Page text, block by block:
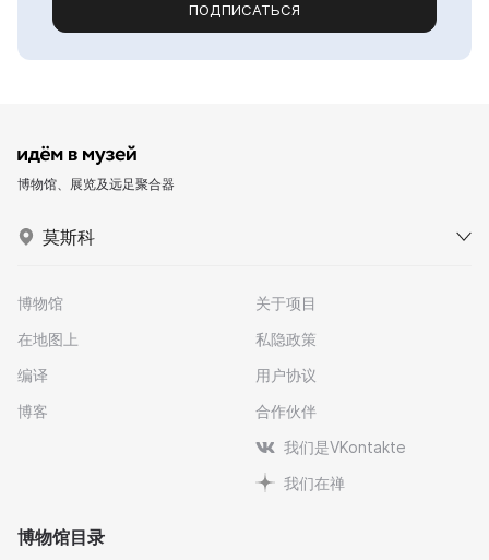
ПОДПИСАТЬСЯ
博物馆、展览及远足聚合器
莫斯科
博物馆
在地图上
编译
博客
关于项目
私隐政策
用户协议
合作伙伴
我们是VKontakte
我们在禅
博物馆目录